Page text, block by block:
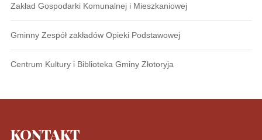
Zakład Gospodarki Komunalnej i Mieszkaniowej
Gminny Zespół zakładów Opieki Podstawowej
Centrum Kultury i Biblioteka Gminy Złotoryja
KONTAKT